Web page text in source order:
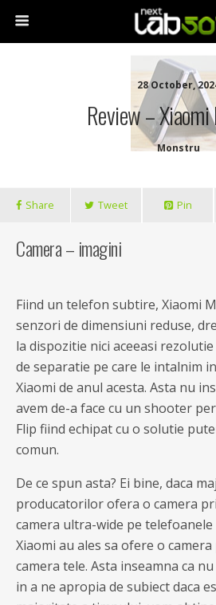
28 October,
Review –
Monstru
Share Tweet Pin
Camera – imagini
Fiind un telefon subtire, Xiaomi
senzori de dimensiuni reduse,
la dispozitie nici aceeasi
de separatie pe care le intalnim
Xiaomi de anul acesta. Asta nu
avem de-a face cu un shooter
Flip fiind echipat cu o solutie
comun.
De ce spun asta? Ei bine, daca
producatorilor ofera o camera
camera ultra-wide pe
Xiaomi au ales sa ofere o
camera tele. Asta inseamna ca
in a ne apropia de subiect daca